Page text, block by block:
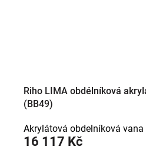
Riho LIMA obdélníková
(BB49)
16 117 Kč
Akrylátová obdelníková